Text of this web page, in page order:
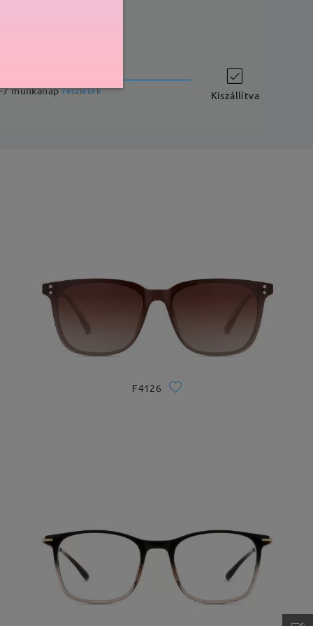
7 munkanap részletek Kiszállítva
F4126